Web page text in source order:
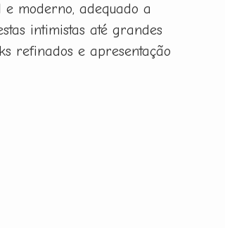
moderno, adequado a
intimistas até grandes
refinados e apresentação